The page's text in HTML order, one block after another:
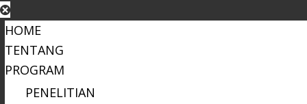
HOME
TENTANG
PROGRAM
PENELITIAN